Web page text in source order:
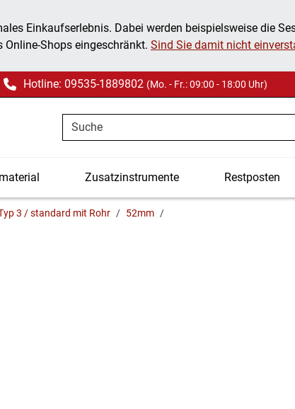
Einkaufserlebnis. Dabei werden beispielsweise die
Shops eingeschränkt. Sind Sie damit nicht
Hotline: 09535-1889802 (Mo. - Fr.: 09:00 - 18:00 Uhr)
Suche
Zusatzinstrumente Restposten
3 / standard mit Rohr 52mm